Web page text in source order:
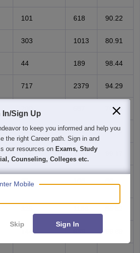
101 618 90.22
303 1013 80.91
44 189 98.44
717 2379 94.29
76.13
78 301 99.01
415 1189
37
In/Sign Up
to keep you informed and help you
the right Career path. Sign in and
our resources on Exams, Study
Counseling, Colleges etc.
Mobile
Skip Sign In